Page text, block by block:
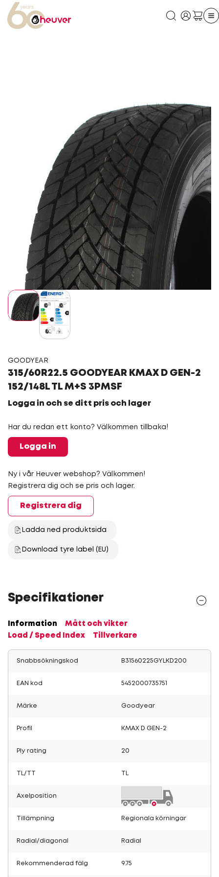
GOODYEAR
315/60R22.5 GOODYEAR KMAX D GEN-2
152/148L TL M+S 3PMSF
Logga in och se ditt pris och lager
Har du redan ett konto? Välkommen tillbaka!
Logga in
Ny i vår Heuver webshop? Välkommen!
Registrera dig och se pris och lager.
Registrera dig
Ladda ned produktsida
Download tyre label (EU)
Specifikationer
Information
Mått och vikter
Load / Speed Index
Tillverkare
Snabbsökningskod B31560225GYLKD200
EAN kod 5452000735751
Märke Goodyear
Profil KMAX D GEN-2
Ply rating 20
TL/TT
Axelposition
Tillämpning Regionala körningar
Radial/diagonal Radial
Rekommenderad fälg 9.75